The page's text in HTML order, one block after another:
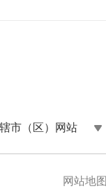
市（区）网站
网站地图